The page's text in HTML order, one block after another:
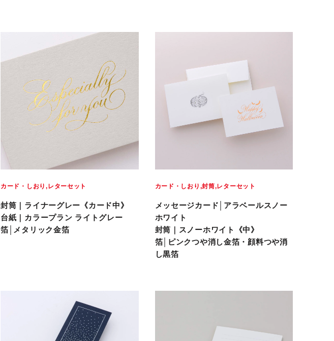
カード・しおり レターセット
封筒｜ライナーグレー《カード中》
台紙｜カラープラン ライトグレー
箔│メタリック金箔
カード・しおり 封筒 レターセット
メッセージカード│アラベールスノー
ホワイト
封筒｜スノーホワイト《中》
箔│ピンクつや消し金箔・顔料つや消
し黒箔